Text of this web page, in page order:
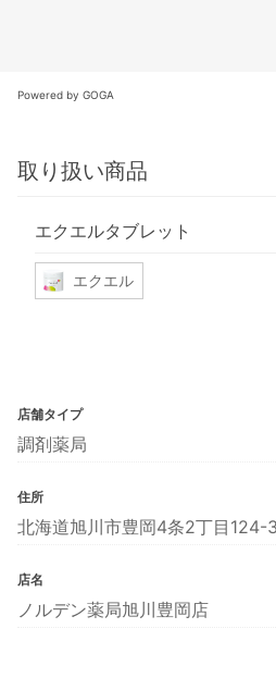
Powered by GOGA
取り扱い商品
エクエルタブレット
エクエル
店舗タイプ
調剤薬局
住所
北海道旭川市豊岡4条2丁目124-3
店名
ノルデン薬局旭川豊岡店